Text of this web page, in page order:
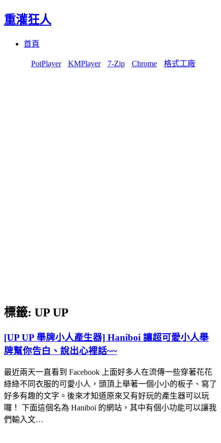
重灌狂人
首頁
PotPlayer KMPlayer 7-Zip Chrome 格式工廠
標籤: UP UP
[UP UP 舉牌小人產生器] Haniboi 讓超可愛小人舉
牌幫你告白、說出心裡話~~
最近兩天一直看到 Facebook 上面好多人在流傳一些穿著花花
綠綠不同衣服的可愛小人，頭頂上舉著一個小小的板子、寫了
好多有趣的文字。後來才知道原來又有好玩的產生器可以玩
囉！ 下面這個名為 Haniboi 的網站，其中有個小功能可以讓我
們輸入文…